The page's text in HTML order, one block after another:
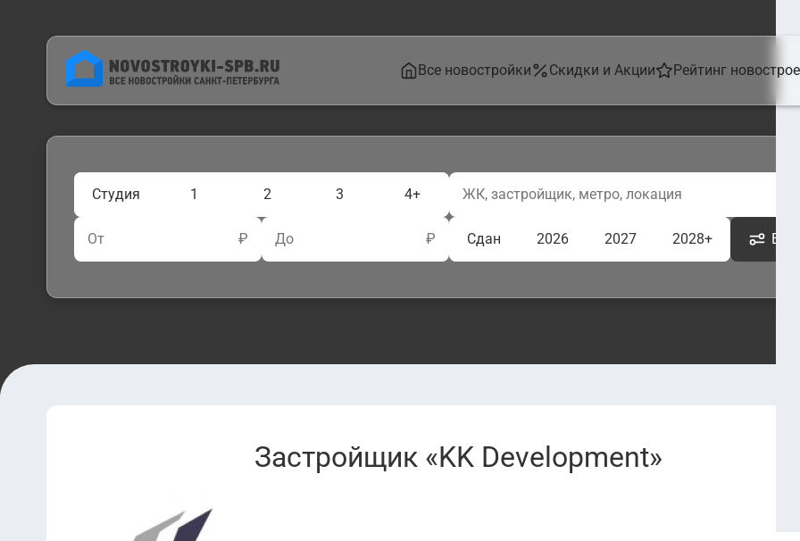
Все новостройки Скидки и Акции Рейтинг
Студия 1 2 3 4+
От ₽ До ₽ Сдан 2026 2027 2028+ Ещё
Застройщик «KK Development»